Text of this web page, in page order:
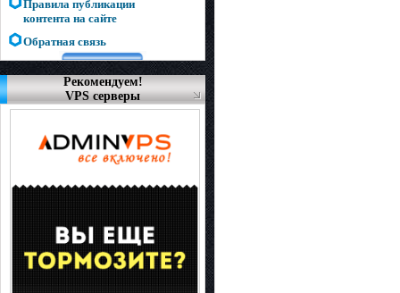
Правила публикации
контента на сайте
Обратная связь
Рекомендуем!
VPS серверы